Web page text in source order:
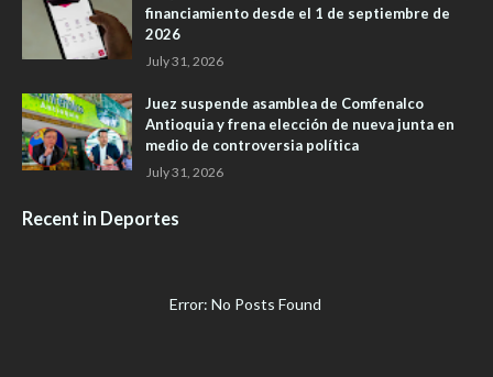
financiamiento desde el 1 de septiembre de
2026
July 31, 2026
Juez suspende asamblea de Comfenalco
Antioquia y frena elección de nueva junta en
medio de controversia política
July 31, 2026
Recent in Deportes
Error: No Posts Found